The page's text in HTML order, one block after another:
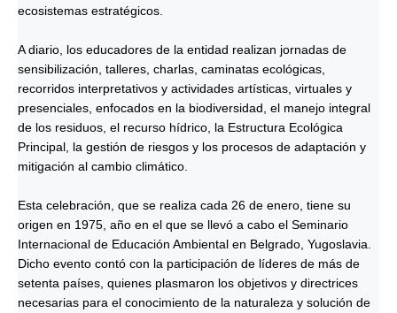
ecosistemas estratégicos.
A diario, los educadores de la entidad realizan jornadas de
sensibilización, talleres, charlas, caminatas ecológicas,
recorridos interpretativos y actividades artísticas, virtuales y
presenciales, enfocados en la biodiversidad, el manejo integral
de los residuos, el recurso hídrico, la Estructura Ecológica
Principal, la gestión de riesgos y los procesos de adaptación y
mitigación al cambio climático.
Esta celebración, que se realiza cada 26 de enero, tiene su
origen en 1975, año en el que se llevó a cabo el Seminario
Internacional de Educación Ambiental en Belgrado, Yugoslavia.
Dicho evento contó con la participación de líderes de más de
setenta países, quienes plasmaron los objetivos y directrices
necesarias para el conocimiento de la naturaleza y solución de